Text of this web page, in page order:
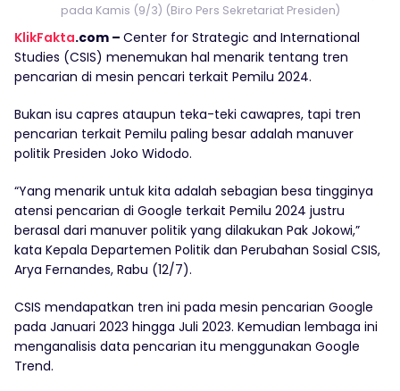
pada Kamis (9/3) (Biro Pers Sekretariat Presiden)
KlikFakta.com – Center for Strategic and International
Studies (CSIS) menemukan hal menarik tentang tren
pencarian di mesin pencari terkait Pemilu 2024.
Bukan isu capres ataupun teka-teki cawapres, tapi tren
pencarian terkait Pemilu paling besar adalah manuver
politik Presiden Joko Widodo.
“Yang menarik untuk kita adalah sebagian besa tingginya
atensi pencarian di Google terkait Pemilu 2024 justru
berasal dari manuver politik yang dilakukan Pak Jokowi,”
kata Kepala Departemen Politik dan Perubahan Sosial CSIS,
Arya Fernandes, Rabu (12/7).
CSIS mendapatkan tren ini pada mesin pencarian Google
pada Januari 2023 hingga Juli 2023. Kemudian lembaga ini
menganalisis data pencarian itu menggunakan Google
Trend.